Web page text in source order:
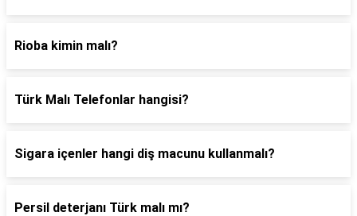
Rioba kimin malı?
Türk Malı Telefonlar hangisi?
Sigara içenler hangi diş macunu kullanmalı?
Persil deterjanı Türk malı mı?